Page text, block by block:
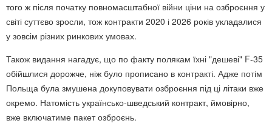
того ж після початку повномасштабної війни ціни на озброєння у
світі суттєво зросли, тож контракти 2020 і 2026 років укладалися
у зовсім різних ринкових умовах.
Також видання нагадує, що по факту полякам їхні "дешеві" F-35
обійшлися дорожче, ніж було прописано в контракті. Адже потім
Польща була змушена докуповувати озброєння під ці літаки вже
окремо. Натомість українсько-шведський контракт, ймовірно,
вже включатиме пакет озброєнь.